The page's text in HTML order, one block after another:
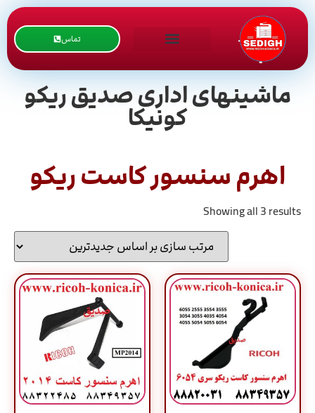
تماس
ماشینهای اداری صدیق ریکو
کونیکا
اهرم سنسور کاست ریکو
Showing all 3 results